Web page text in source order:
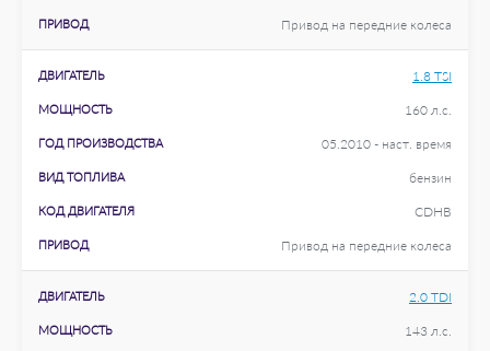
ПРИВОД Привод на передние колеса
ДВИГАТЕЛЬ 1.8 TSI
МОЩНОСТЬ 160 л.с.
ГОД ПРОИЗВОДСТВА 05.2010 - наст. время
ВИД ТОПЛИВА бензин
КОД ДВИГАТЕЛЯ CDHB
ПРИВОД Привод на передние колеса
ДВИГАТЕЛЬ 2.0 TDI
МОЩНОСТЬ 143 л.с.